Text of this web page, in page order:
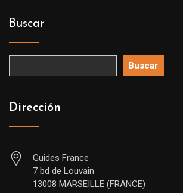
Buscar
Buscar
Dirección
Guides France
7 bd de Louvain
13008 MARSEILLE (FRANCE)